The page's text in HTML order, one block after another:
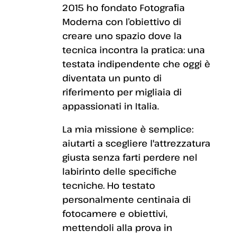
2015 ho fondato Fotografia
Moderna con l’obiettivo di
creare uno spazio dove la
tecnica incontra la pratica: una
testata indipendente che oggi è
diventata un punto di
riferimento per migliaia di
appassionati in Italia.
La mia missione è semplice:
aiutarti a scegliere l'attrezzatura
giusta senza farti perdere nel
labirinto delle specifiche
tecniche. Ho testato
personalmente centinaia di
fotocamere e obiettivi,
mettendoli alla prova in